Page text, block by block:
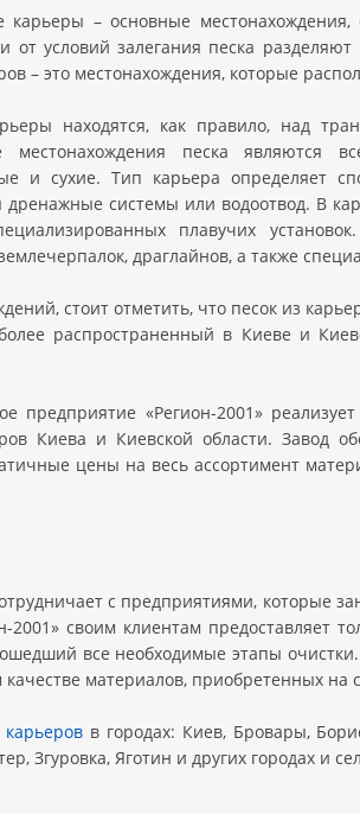
– основные местонахождения,
от условий залегания песка
– это местонахождения, которые
находятся, как правило, над
местонахождения песка являются
и сухие. Тип карьера определяет
системы или водоотвод. В
плавучих
драглайнов, а также
стоит отметить, что песок из
распространенный в Киеве и
предприятие «Регион-2001»
Киева и Киевской области. Завод
цены на весь ассортимент
с предприятиями, которые
2001» своим клиентам предоставляет
все необходимые этапы
материалов, приобретенных на
карьеровв городах: Киев, Бровары,
Згуровка, Яготин и других городах и